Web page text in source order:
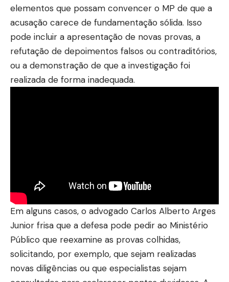
elementos que possam convencer o MP de que a
acusação carece de fundamentação sólida. Isso
pode incluir a apresentação de novas provas, a
refutação de depoimentos falsos ou contraditórios,
ou a demonstração de que a investigação foi
realizada de forma inadequada.
Em alguns casos, o advogado Carlos Alberto Arges
Junior frisa que a defesa pode pedir ao Ministério
Público que reexamine as provas colhidas,
solicitando, por exemplo, que sejam realizadas
novas diligências ou que especialistas sejam